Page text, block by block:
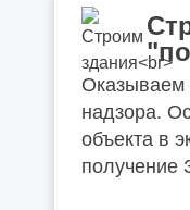
Оказываем
надзора.
объекта в
получение